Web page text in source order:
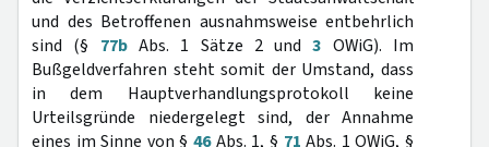
und des Betroffenen ausnahmsweise entbehrlich
sind (§ 77bAbs. 1 Sätze 2 und3 OWiG). Im
Bußgeldverfahren steht somit der Umstand, dass
in dem Hauptverhandlungsprotokoll keine
Urteilsgründe niedergelegt sind, der Annahme
eines im Sinne von §46Abs. 1, § 71 Abs. 1 OWiG, §